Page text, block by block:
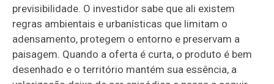
previsibilidade. O investidor sabe que ali existem
regras ambientais e urbanísticas que limitam o
adensamento, protegem o entorno e preservam a
paisagem. Quando a oferta é curta, o produto é bem
desenhado e o território mantém sua essência, a